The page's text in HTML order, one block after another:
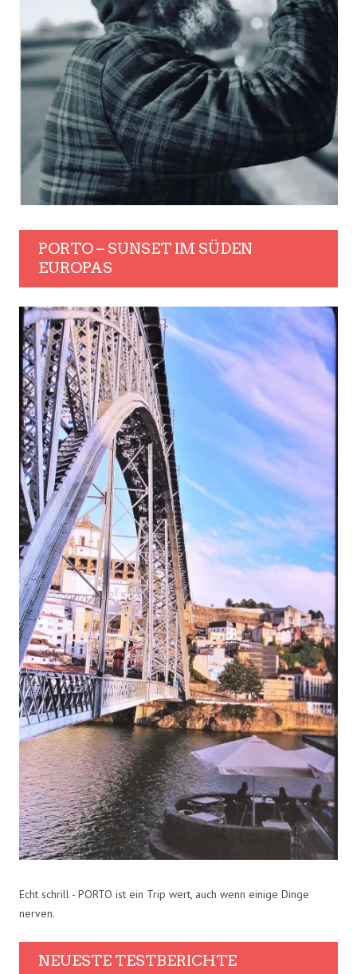
PORTO – SUNSET IM SÜDEN
EUROPAS
Echt schrill - PORTO ist ein Trip wert, auch wenn einige Dinge
nerven.
NEUESTE TESTBERICHTE